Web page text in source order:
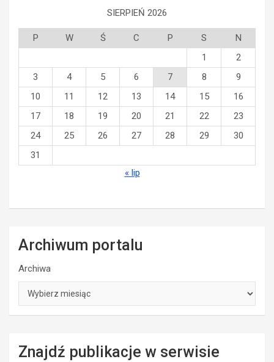
SIERPIEŃ 2026
P W Ś C P S
N
1
2
3
4 5 6 7 8
9
10
11 12 13 14 15
16
17
18 19 20 21 22
23
24
25 26 27 28 29
30
31
« lip
Archiwum portalu
Archiwa
Znajdź publikacje w serwisie